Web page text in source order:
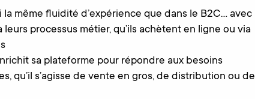
même fluidité d’expérience que dans le B2C… avec
processus métier, qu’ils achètent en ligne ou via
sa plateforme pour répondre aux besoins
qu’il s’agisse de vente en gros, de distribution ou de